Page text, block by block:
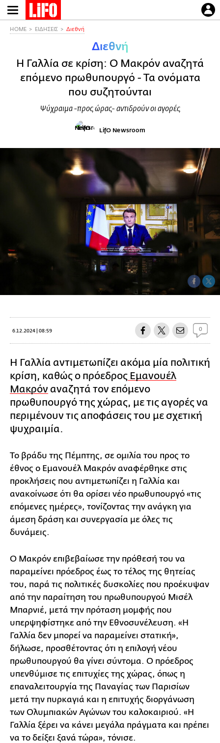
Παράκαμψη
προς
HOME ΕΙΔΗΣΕΙΣ Διεθνή
Διεθνή
Η Γαλλία σε κρίση: Ο Μακρόν αναζητά
επόμενο πρωθυπουργό - Τα ονόματα
που συζητούνται
Ψύχραιμα -προς ώρας- αντιδρούν οι αγορές
LifO Newsroom
6.12.2024 | 08:59 0
Η Γαλλία αντιμετωπίζει ακόμα μία πολιτική
κρίση, καθώς ο πρόεδρος Εμανουέλ
Μακρόν αναζητά τον επόμενο
πρωθυπουργό της χώρας, με τις αγορές να
περιμένουν τις αποφάσεις του με σχετική
ψυχραιμία.
Το βράδυ της Πέμπτης, σε ομιλία του προς το
έθνος ο Εμανουέλ Μακρόν αναφέρθηκε στις
προκλήσεις που αντιμετωπίζει η Γαλλία και
ανακοίνωσε ότι θα ορίσει νέο πρωθυπουργό «τις
επόμενες ημέρες», τονίζοντας την ανάγκη για
άμεση δράση και συνεργασία με όλες τις
δυνάμεις.
Ο Μακρόν επιβεβαίωσε την πρόθεσή του να
παραμείνει πρόεδρος έως το τέλος της θητείας
του, παρά τις πολιτικές δυσκολίες που προέκυψαν
από την παραίτηση του πρωθυπουργού Μισέλ
Μπαρνιέ, μετά την πρόταση μομφής που
υπερψηφίστηκε από την Εθνοσυνέλευση. «Η
Γαλλία δεν μπορεί να παραμείνει στατική»,
δήλωσε, προσθέτοντας ότι η επιλογή νέου
πρωθυπουργού θα γίνει σύντομα. Ο πρόεδρος
υπενθύμισε τις επιτυχίες της χώρας, όπως η
επαναλειτουργία της Παναγίας των Παρισίων
μετά την πυρκαγιά και η επιτυχής διοργάνωση
των Ολυμπιακών Αγώνων του καλοκαιριού. «Η
Γαλλία ξέρει να κάνει μεγάλα πράγματα και πρέπει
να το δείξει ξανά τώρα», τόνισε.